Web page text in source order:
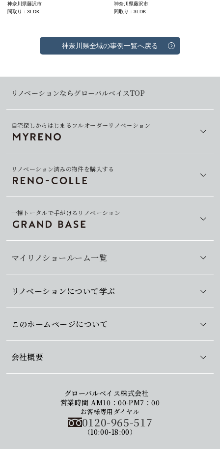
神奈川県藤沢市
間取り：3LDK
神奈川県藤沢市
間取り：3LDK
神奈川県全域の事例一覧へ戻る
リノベーションならグローバルベイスTOP
自宅探しからはじまるフルオーダーリノベーション
マイリノショールーム一覧
リノベーション済みの物件を購入する
一棟トータルで手がけるリノベーション
リノベーションについて学ぶ
このホームページについて
会社概要
グローバルベイス株式会社
営業時間 AM10：00-PM7：00
お客様専用ダイヤル
0120-965-517
（10:00-18:00）